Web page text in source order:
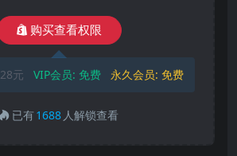
购买查看权限
28元 VIP会员: 免费 永久会员: 免费
已有1688 人解锁查看